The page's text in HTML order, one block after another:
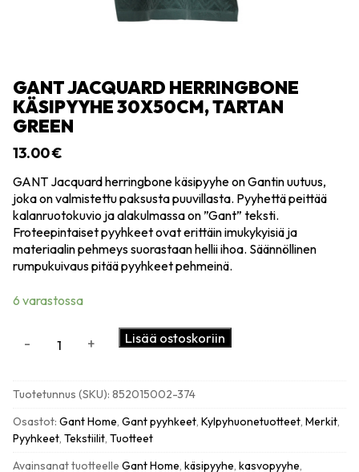
GANT JACQUARD HERRINGBONE
KÄSIPYYHE 30X50CM, TARTAN
GREEN
13.00€
GANT Jacquard herringbone käsipyyhe on Gantin uutuus,
joka on valmistettu paksusta puuvillasta. Pyyhettä peittää
kalanruotokuvio ja alakulmassa on ”Gant” teksti.
Froteepintaiset pyyhkeet ovat erittäin imukykyisiä ja
materiaalin pehmeys suorastaan hellii ihoa. Säännöllinen
rumpukuivaus pitää pyyhkeet pehmeinä.
6 varastossa
Jacquard
30x50cm,
tartan
green
- + Lisää ostoskoriin
Tuotetunnus (SKU): 852015002-374
Osastot: Gant Home, Gant pyyhkeet, Kylpyhuonetuotteet, Merkit,
Pyyhkeet, Tekstiilit, Tuotteet
Avainsanat tuotteelle Gant Home, käsipyyhe, kasvopyyhe,